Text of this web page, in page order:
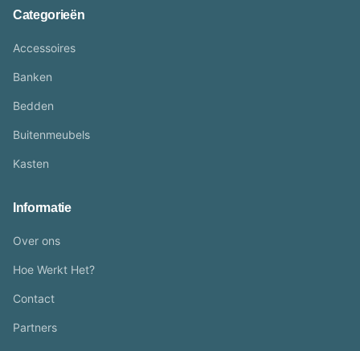
Categorieën
Accessoires
Banken
Bedden
Buitenmeubels
Kasten
Informatie
Over ons
Hoe Werkt Het?
Contact
Partners